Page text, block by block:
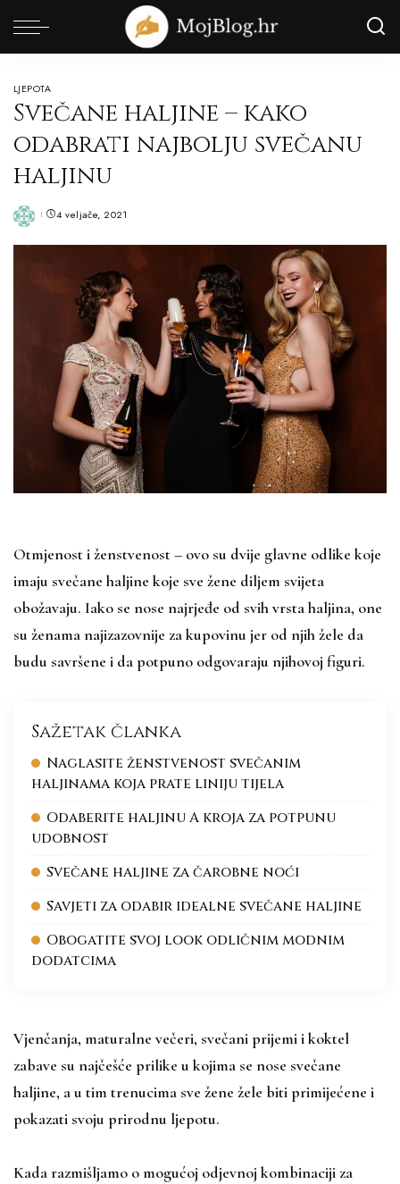
LJEPOTA
Svečane haljine – kako
odabrati najbolju svečanu
haljinu
Posted4 veljače, 2021
Otmjenost i ženstvenost – ovo su dvije glavne odlike koje
imaju svečane haljine koje sve žene diljem svijeta
obožavaju. Iako se nose najrjeđe od svih vrsta haljina, one
su ženama najizazovnije za kupovinu jer od njih žele da
budu savršene i da potpuno odgovaraju njihovoj figuri.
Sažetak članka
Naglasite ženstvenost svečanim
haljinama koja prate liniju tijela
Odaberite haljinu A kroja za potpunu
udobnost
Svečane haljine za čarobne noći
Savjeti za odabir idealne svečane haljine
Obogatite svoj look odličnim modnim
dodatcima
Vjenčanja, maturalne večeri, svečani prijemi i koktel
zabave su najčešće prilike u kojima se nose svečane
haljine, a u tim trenucima sve žene žele biti primijećene i
pokazati svoju prirodnu ljepotu.
Kada razmišljamo o mogućoj odjevnoj kombinaciji za